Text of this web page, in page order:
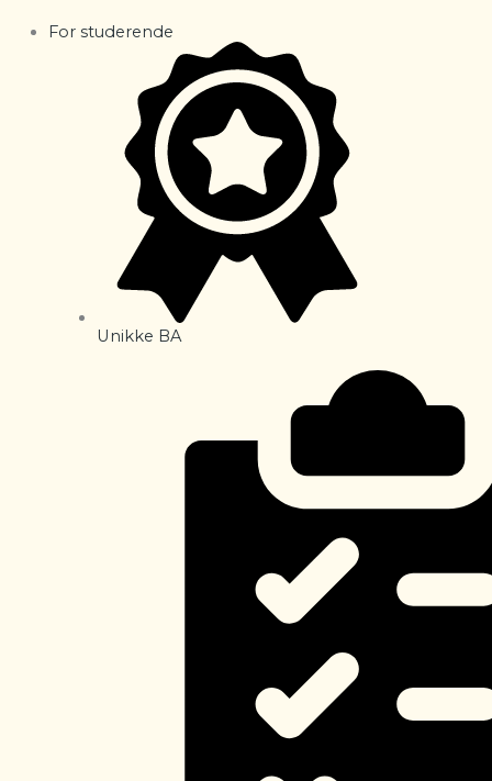
For studerende
Unikke BA